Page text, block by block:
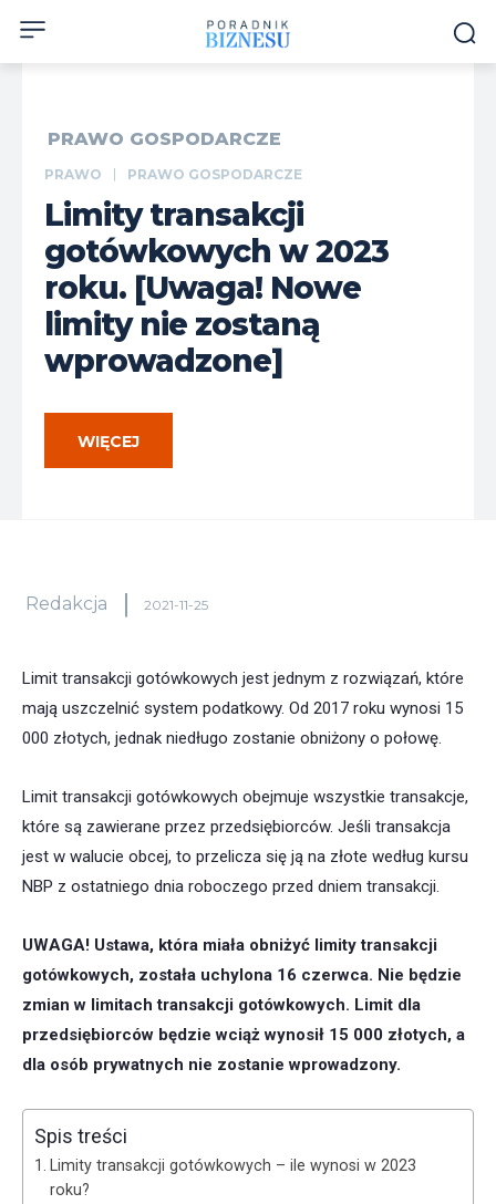
PRAWO GOSPODARCZE
PRAWO PRAWO GOSPODARCZE
Limity transakcji
gotówkowych w 2023
roku. [Uwaga! Nowe
limity nie zostaną
wprowadzone]
WIĘCEJ
Redakcja 2021-11-25
Limit transakcji gotówkowych jest jednym z rozwiązań, które
mają uszczelnić system podatkowy. Od 2017 roku wynosi 15
000 złotych, jednak niedługo zostanie obniżony o połowę.
Limit transakcji gotówkowych obejmuje wszystkie transakcje,
które są zawierane przez przedsiębiorców. Jeśli transakcja
jest w walucie obcej, to przelicza się ją na złote według kursu
NBP z ostatniego dnia roboczego przed dniem transakcji.
UWAGA! Ustawa, która miała obniżyć limity transakcji
gotówkowych, została uchylona 16 czerwca. Nie będzie
zmian w limitach transakcji gotówkowych. Limit dla
przedsiębiorców będzie wciąż wynosił 15 000 złotych, a
dla osób prywatnych nie zostanie wprowadzony.
Spis treści
Limity transakcji gotówkowych – ile wynosi w 2023
roku?